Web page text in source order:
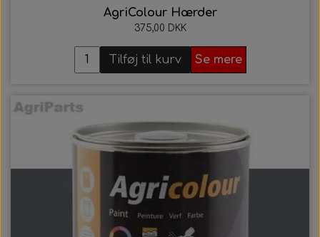
AgriColour Hærder
375,00 DKK
Tilføj til kurv Se mere